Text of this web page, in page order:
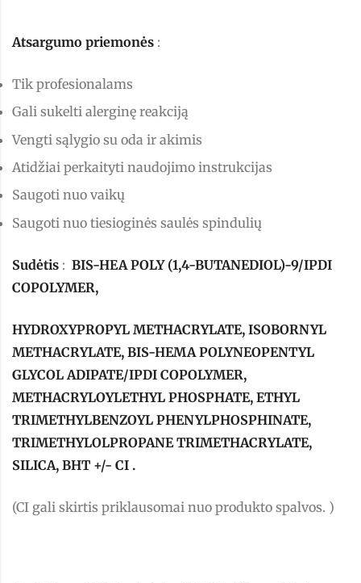
Atsargumo priemonės :
Tik profesionalams
Gali sukelti alerginę reakciją
Vengti sąlygio su oda ir akimis
Atidžiai perkaityti naudojimo instrukcijas
Saugoti nuo vaikų
Saugoti nuo tiesioginės saulės spindulių
Sudėtis : BIS-HEA POLY (1,4-BUTANEDIOL)-9/IPDI
COPOLYMER,
HYDROXYPROPYL METHACRYLATE, ISOBORNYL
METHACRYLATE, BIS-HEMA POLYNEOPENTYL
GLYCOL ADIPATE/IPDI COPOLYMER,
METHACRYLOYLETHYL PHOSPHATE, ETHYL
TRIMETHYLBENZOYL PHENYLPHOSPHINATE,
TRIMETHYLOLPROPANE TRIMETHACRYLATE,
SILICA, BHT +/- CI .
(CI gali skirtis priklausomai nuo produkto spalvos. )